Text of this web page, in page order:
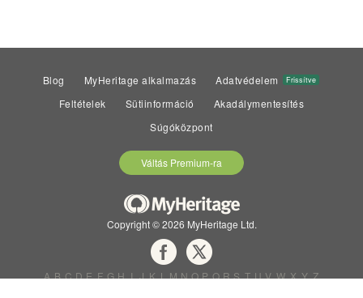
Blog MyHeritage alkalmazás Adatvédelem Frissítve
Feltételek Sütiinformáció
Akadálymentesítés
Súgóközpont
Váltás Premium-ra
Copyright © 2026 MyHeritage Ltd.
A B C D E F G H I J K L M N O P Q R S T U V W X Y Z